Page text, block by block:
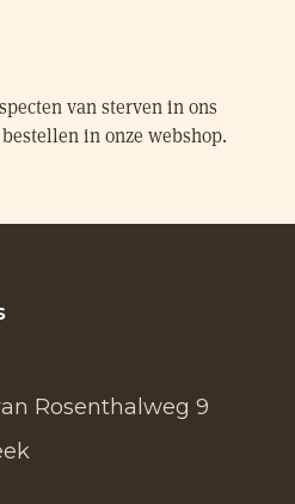
van sterven in ons
in onze webshop.
Rosenthalweg 9